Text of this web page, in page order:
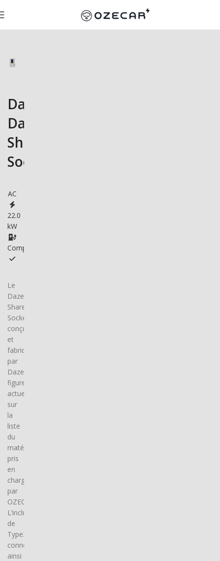
DazeTechnology
Dazebox
Share
Socket
AC
22.0
kW
Compatible
Le
Dazebox
Share
Socket,
conçu
et
fabriqué
par
DazeTechnology,
figure
actuellement
sur
la
liste
du
matériel
pris
en
charge
par
OZECAR.
L’inclusion
de
Type2
connector(s),
ainsi